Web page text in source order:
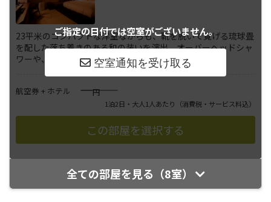
ご指定の日付では空室がございません。
23平米のコンパクトな洋室ながらも、靴を脱いで寛げる琉球畳
を配した落ち着きのある和の装いを演出。オーバーヘッドシャ
ワーや、ピロートップを備え...さらに表示
航空券 + ホテル ――――円
1泊2日・大人1人あたり （消費税・サービス料込）
全ての部屋を見る（8室）